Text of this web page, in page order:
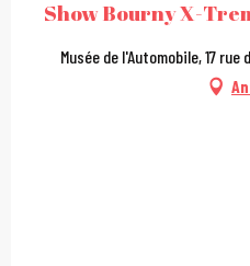
Show Bourny X-
Musée de l'Automobile, 17 rue